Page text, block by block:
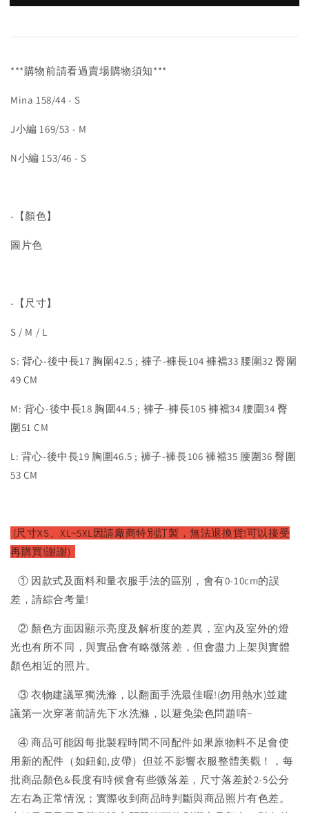
***購物前請看過賣場購物須知***
Mina 158/44 - S
J小編 169/53 - M
N小編 153/46 - S
-【顏色】
圖片色
-【尺寸】
S / M / L
S: 背心-後中長17 胸圍42.5 ; 褲子-褲長104 褲襠33 腰圍32 臀圍
49 CM
M: 背心-後中長18 胸圍44.5 ; 褲子-褲長105 褲襠34 腰圍34 臀
圍51 CM
L: 背心-後中長19 胸圍46.5 ; 褲子-褲長106 褲襠35 腰圍36 臀圍
53 CM
(尺寸XS、XL~5XL因請廠商特別訂製，無法退換貨!可以接受
再購買!謝謝)
① 因款式及面料和量衣服手法的區別，會有0-10cm的誤
差，請綜合考量!
② 顏色方面因顯示亮度及解析度的差異，室內及室外的燈
光也有所不同，與實品會有略微落差，但會盡力上架與實體
顏色相近的照片。
③ 衣物建議單獨洗滌，以翻面手洗最佳喔!(勿用熱水)並建
議第一次穿著前請先下水洗滌，以避免染色問題唷~
④ 商品可能因每批製程時間不同配件如果原物料不足會使
用新的配件（如鈕釦,皮帶）但並不影響衣服整體美觀！，每
批商品顏色&長度有時候會有些微落差，尺寸落差於2-5公分
左右為正常情況；實際收到商品時判斷與商品照片有色差。